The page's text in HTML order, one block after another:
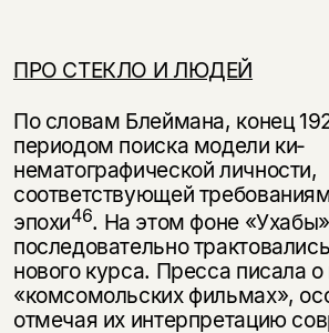
ПРО СТЕКЛО И ЛЮДЕЙ
По словам Блеймана, конец
периодом поиска модели ки­
нематографической личности,
соответствующей
эпохи46. На этом фоне
последовательно
нового курса. Пресса писала о
«комсомольских фильмах»,
отмечая их интерпретацию